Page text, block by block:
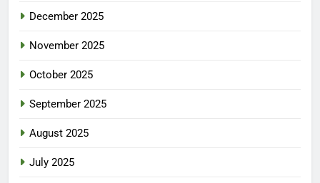
December 2025
November 2025
October 2025
September 2025
August 2025
July 2025